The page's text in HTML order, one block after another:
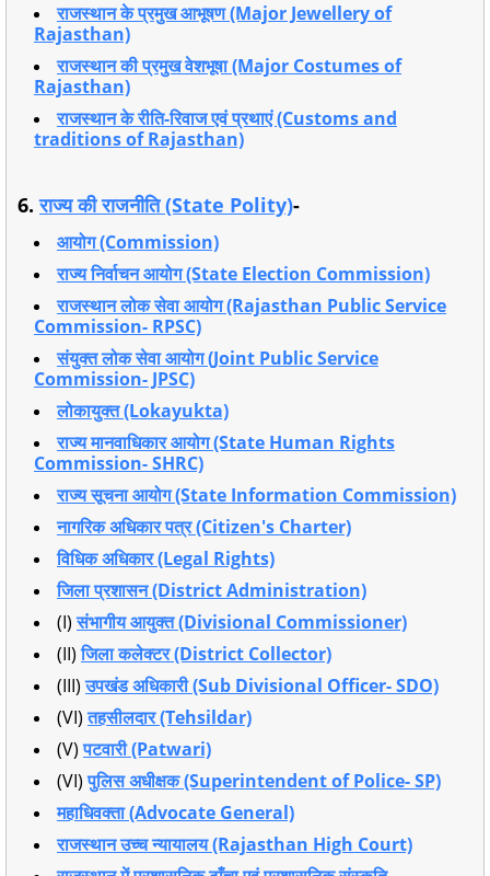
राजस्थान के प्रमुख आभूषण (Major Jewellery of
Rajasthan)
राजस्थान की प्रमुख वेशभूषा (Major Costumes of
Rajasthan)
राजस्थान के रीति-रिवाज एवं प्रथाएं (Customs and
traditions of Rajasthan)
6.राज्य की राजनीति (State Polity)-
आयोग (Commission)
राज्य निर्वाचन आयोग (State Election Commission)
राजस्थान लोक सेवा आयोग (Rajasthan Public Service
Commission- RPSC)
संयुक्त लोक सेवा आयोग (Joint Public Service
Commission- JPSC)
लोकायुक्त (Lokayukta)
राज्य मानवाधिकार आयोग (State Human Rights
Commission- SHRC)
राज्य सूचना आयोग (State Information Commission)
नागरिक अधिकार पत्र (Citizen's Charter)
विधिक अधिकार (Legal Rights)
जिला प्रशासन (District Administration)
(I)संभागीय आयुक्त (Divisional Commissioner)
(II)जिला कलेक्टर (District Collector)
(III)उपखंड अधिकारी (Sub Divisional Officer- SDO)
(VI)तहसीलदार (Tehsildar)
(V)पटवारी (Patwari)
(VI)पुलिस अधीक्षक (Superintendent of Police- SP)
महाधिवक्ता (Advocate General)
राजस्थान उच्च न्यायालय (Rajasthan High Court)